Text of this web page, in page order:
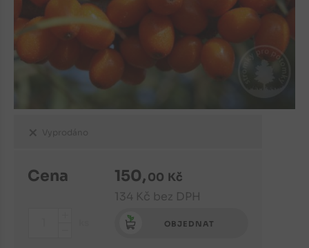
Vyprodáno
Cena 150,00 Kč
134 Kč bez DPH
OBJEDNAT